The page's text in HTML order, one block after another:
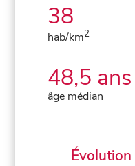
38
hab/km2
48,5 ans
âge médian